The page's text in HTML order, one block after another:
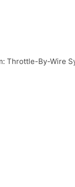
Throttle-By-Wire